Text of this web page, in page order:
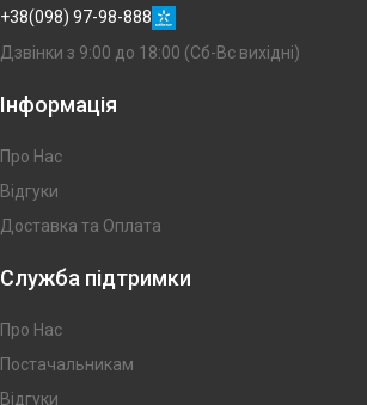
+38(098) 97-98-888
Дзвінки з 9:00 до 18:00 (Сб-Вс вихідні)
Інформація
Про Нас
Відгуки
Доставка та Оплата
Служба підтримки
Про Нас
Постачальникам
Відгуки